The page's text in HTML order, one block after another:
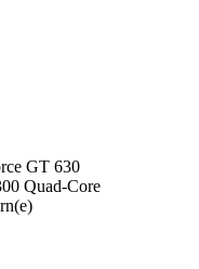
GT 630
Quad-Core